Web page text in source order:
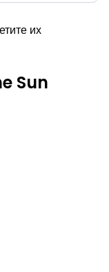
их
Sun